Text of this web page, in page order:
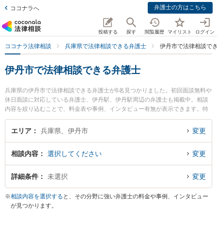
ココナラへ 弁護士の方はこちら
投稿する 探す 閲覧履歴 マイリスト ログイン
ココナラ法律相談 兵庫県で法律相談できる弁護士 伊丹市で法律相談で
伊丹市で法律相談できる弁護士
兵庫県の伊丹市で法律相談できる弁護士が6名見つかりました。初回面談無料や
休日面談に対応している弁護士、伊丹駅、伊丹駅周辺の弁護士も掲載中。相談
内容を絞り込むことで、料金表や事例、インタビュー有無が表示できます。特
にITO法律事務所の辻本 貴裕弁護士や高橋法律事務所の高橋 正樹弁護士、ウィ
ステリア法律事務所 伊丹オフィスの升田 雅己弁護士のプロフィール情報や弁護
お持ちの方は是非ご利用ください。伊丹市で土日や夜間に発生した不倫慰謝料
トラブルを今すぐに弁護士に相談したい』『交通事故の過失割合や後遺障害の
トラブル解決の実績豊富な近くの弁護士を検索したい』『初回相談無料で自己
お困りの相談者さんにおすすめです。
エリア 兵庫県、伊丹市 変更
相談内容 選択してください 変更
詳細条件 未選択 変更
※相談内容を選択する と、その分野に強い弁護士の料金や事例、インタビュー
が見つかります。